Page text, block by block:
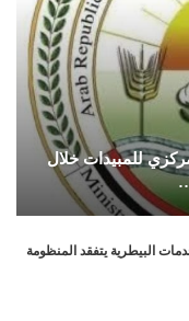
للمبيدات خلال
البيطرية يتفقد المنظومة